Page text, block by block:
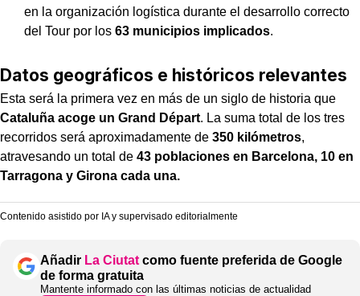
en la organización logística durante el desarrollo correcto
del Tour por los 63 municipios implicados.
Datos geográficos e históricos relevantes
Esta será la primera vez en más de un siglo de historia que
Cataluña acoge un Grand Départ. La suma total de los tres
recorridos será aproximadamente de 350 kilómetros,
atravesando un total de 43 poblaciones en Barcelona, 10 en
Tarragona y Girona cada una.
Contenido asistido por IA y supervisado editorialmente
Añadir La Ciutat como fuente preferida de Google
de forma gratuita
Mantente informado con las últimas noticias de actualidad